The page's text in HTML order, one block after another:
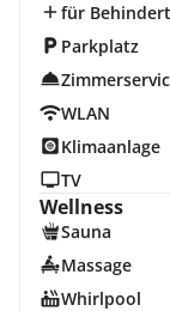
für
Parkplatz
WLAN
Klimaanlage
TV
Wellness
Sauna
Massage
Whirlpool